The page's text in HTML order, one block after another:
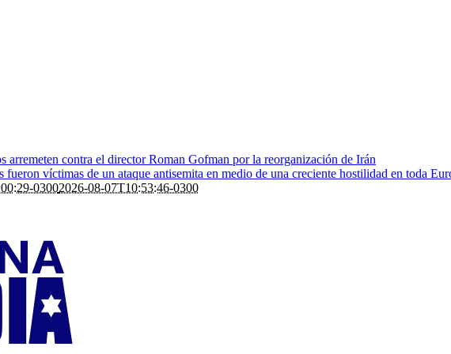
arremeten contra el director Roman Gofman por la reorganización de Irán
víctimas de un ataque antisemita en medio de una creciente hostilidad en toda
03002026-08-07T10:53:46-0300